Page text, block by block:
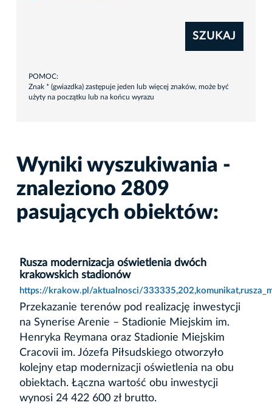
SZUKAJ
POMOC:
Znak * (gwiazdka) zastępuje jeden lub więcej znaków, może być
użyty na początku lub na końcu wyrazu
Wyniki wyszukiwania -
znaleziono 2809
pasujących obiektów:
Rusza modernizacja oświetlenia dwóch
krakowskich stadionów
https://krakow.pl/aktualnosci/
Przekazanie terenów pod realizację inwestycji
na Synerise Arenie – Stadionie Miejskim im.
Henryka Reymana oraz Stadionie Miejskim
Cracovii im. Józefa Piłsudskiego otworzyło
kolejny etap modernizacji oświetlenia na obu
obiektach. Łączna wartość obu inwestycji
wynosi 24 422 600 zł brutto.